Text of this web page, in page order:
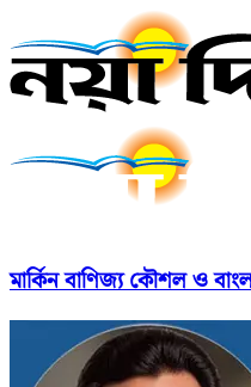
মার্কিন বাণিজ্য কৌশল ও